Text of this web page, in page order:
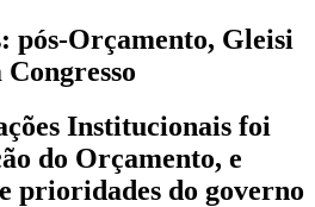
pós-Orçamento, Gleisi
Institucionais foi
do Orçamento, e
prioridades do governo